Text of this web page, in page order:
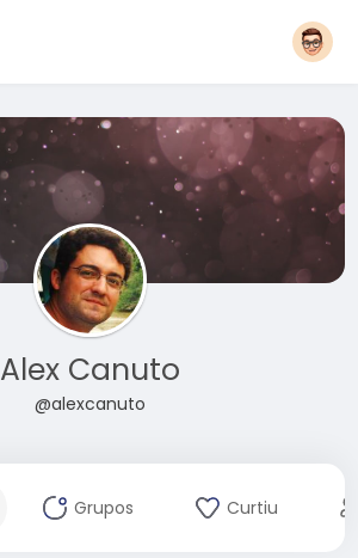
Alex Canuto
@alexcanuto
Grupos Curtiu